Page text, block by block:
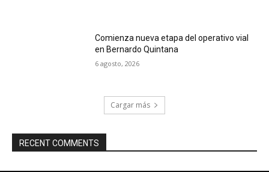
Comienza nueva etapa del operativo vial
en Bernardo Quintana
6 agosto, 2026
Cargar más
RECENT COMMENTS